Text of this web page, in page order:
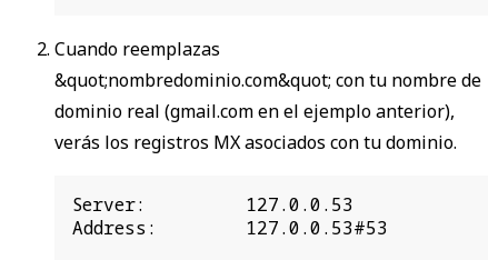
Cuando reemplazas
&quot;nombredominio.com&quot; con tu nombre de
dominio real (gmail.com en el ejemplo anterior),
verás los registros MX asociados con tu dominio.
Server:         127.0.0.53
Address:        127.0.0.53#53